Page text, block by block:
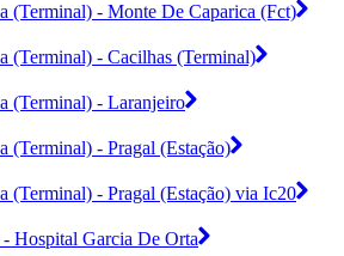
(Terminal) - Monte De Caparica (Fct)
(Terminal) - Cacilhas (Terminal)
(Terminal) - Laranjeiro
(Terminal) - Pragal (Estação)
(Terminal) - Pragal (Estação) via Ic20
Hospital Garcia De Orta